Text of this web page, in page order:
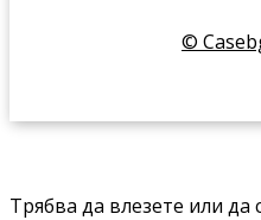
©
Трябва да влезете или да